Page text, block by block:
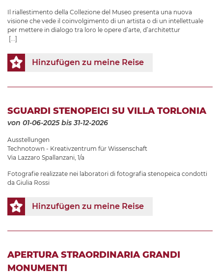
Il riallestimento della Collezione del Museo presenta una nuova
visione che vede il coinvolgimento di un artista o di un intellettuale
per mettere in dialogo tra loro le opere d’arte, d’architettur
[...]
Hinzufügen zu meine Reise
SGUARDI STENOPEICI SU VILLA TORLONIA
von 01-06-2025bis 31-12-2026
Ausstellungen
Technotown - Kreativzentrum für Wissenschaft
Via Lazzaro Spallanzani, 1/a
Fotografie realizzate nei laboratori di fotografia stenopeica condotti
da Giulia Rossi
Hinzufügen zu meine Reise
APERTURA STRAORDINARIA GRANDI
MONUMENTI